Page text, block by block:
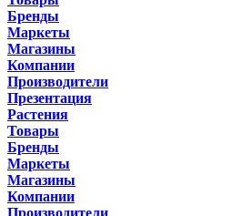
Бренды
Маркеты
Магазины
Компании
Производители
Презентация
Растения
Товары
Бренды
Маркеты
Магазины
Компании
Производители